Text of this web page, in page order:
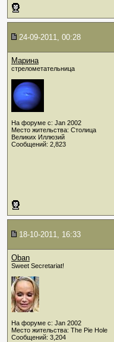
24-09-2011, 00:28
Марина
стрелометательница
На форуме с: Jan 2002
Место жительства: Столица
Великих Иллюзий
Сообщений: 2,823
18-10-2011, 16:33
Oban
Sweet Secretariat!
На форуме с: Jan 2002
Место жительства: The Pie Hole
Сообщений: 3,204